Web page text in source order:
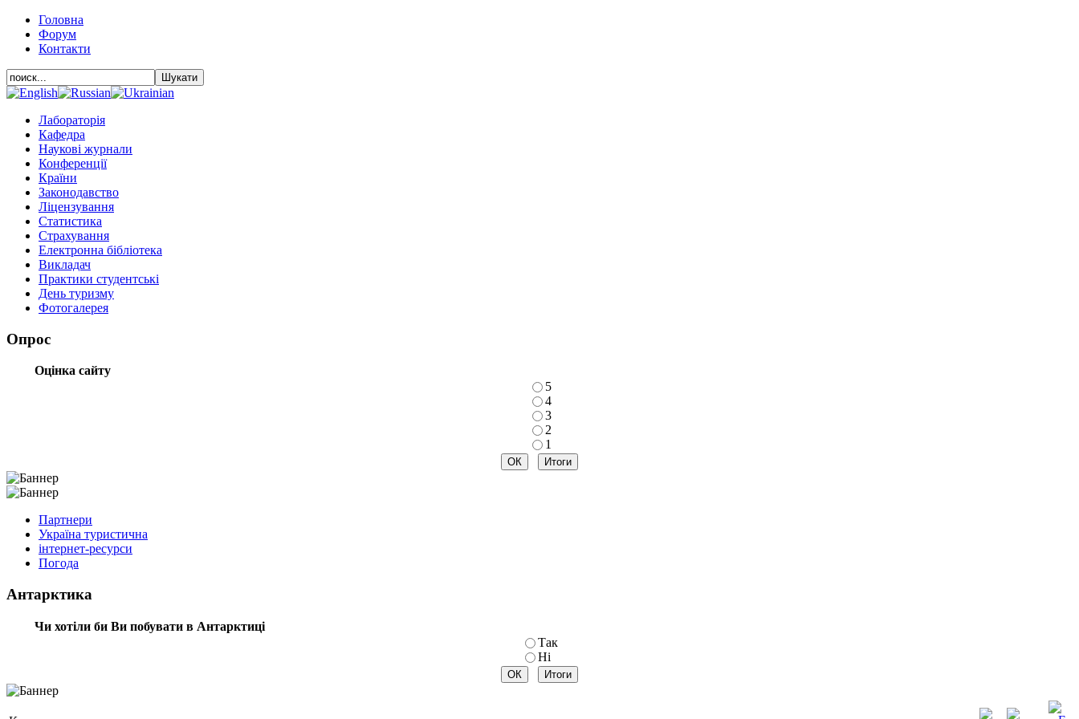
Головна
Форум
Контакти
Лабораторія
Кафедра
Наукові журнали
Конференції
Країни
Законодавство
Ліцензування
Статистика
Страхування
Електронна бібліотека
Викладач
Практики студентські
День туризму
Фотогалерея
Опрос
Оцінка сайту
5
4
3
2
1
Партнери
Україна туристична
інтернет-ресурси
Погода
Антарктика
Чи хотіли би Ви побувати в Антарктиці
Так
Ні